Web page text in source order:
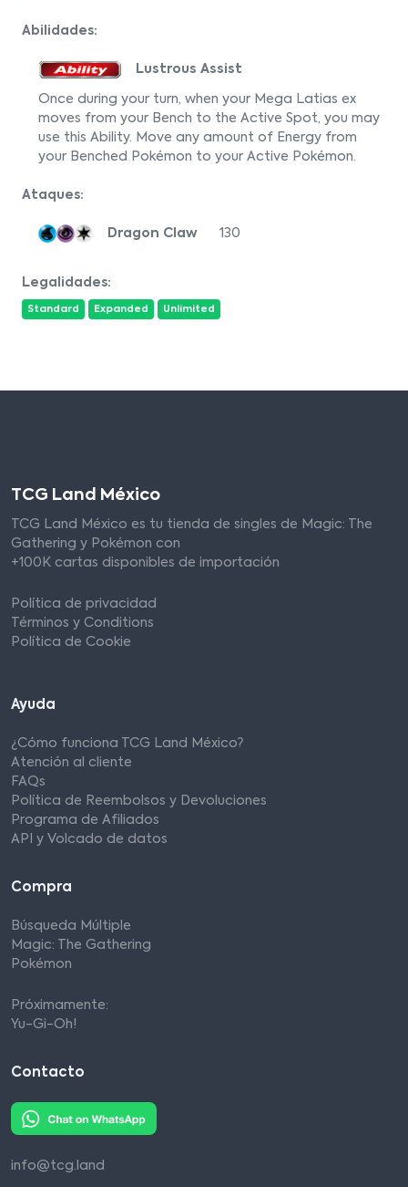
Abilidades:
Lustrous Assist
Once during your turn, when your Mega Latias ex
moves from your Bench to the Active Spot, you may
use this Ability. Move any amount of Energy from
your Benched Pokémon to your Active Pokémon.
Ataques:
Dragon Claw 130
Legalidades:
Standard Expanded Unlimited
TCG Land México
TCG Land México es tu tienda de singles de Magic: The
Gathering y Pokémon con
+100K cartas disponibles de importación
Política de privacidad
Términos y Conditions
Política de Cookie
Ayuda
¿Cómo funciona TCG Land México?
Atención al cliente
FAQs
Política de Reembolsos y Devoluciones
Programa de Afiliados
API y Volcado de datos
Compra
Búsqueda Múltiple
Magic: The Gathering
Pokémon
Próximamente:
Yu-Gi-Oh!
Contacto
info@tcg.land